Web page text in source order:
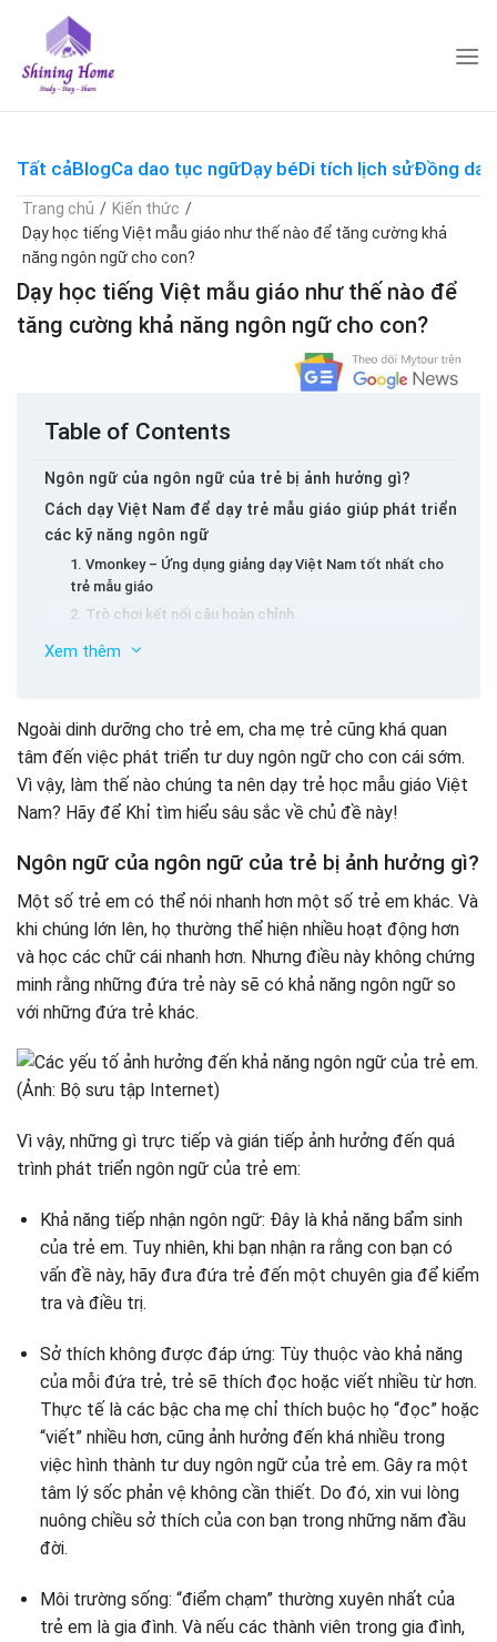
content
Tất cảBlogCa dao tục ngữDạy béDi tích lịch sửĐồng dao
Trang chủ / Kiến thức /
Dạy học tiếng Việt mẫu giáo như thế nào để tăng cường khả
năng ngôn ngữ cho con?
Dạy học tiếng Việt mẫu giáo như thế nào để
tăng cường khả năng ngôn ngữ cho con?
Table of Contents
Ngôn ngữ của ngôn ngữ của trẻ bị ảnh hưởng gì?
Cách dạy Việt Nam để dạy trẻ mẫu giáo giúp phát triển
các kỹ năng ngôn ngữ
1. Vmonkey – Ứng dụng giảng dạy Việt Nam tốt nhất cho
trẻ mẫu giáo
2. Trò chơi kết nối câu hoàn chỉnh
3. Đọc sách và kể chuyện với em bé của bạn
1. Không đa dạng phương pháp học tập cho trẻ em
2. Để quá mong đợi
3.
Xem thêm
Ngoài dinh dưỡng cho trẻ em, cha mẹ trẻ cũng khá quan
tâm đến việc phát triển tư duy ngôn ngữ cho con cái sớm.
Vì vậy, làm thế nào chúng ta nên dạy trẻ học mẫu giáo Việt
Nam? Hãy để Khỉ tìm hiểu sâu sắc về chủ đề này!
Ngôn ngữ của ngôn ngữ của trẻ bị ảnh hưởng gì?
Một số trẻ em có thể nói nhanh hơn một số trẻ em khác. Và
khi chúng lớn lên, họ thường thể hiện nhiều hoạt động hơn
và học các chữ cái nhanh hơn. Nhưng điều này không chứng
minh rằng những đứa trẻ này sẽ có khả năng ngôn ngữ so
với những đứa trẻ khác.
Vì vậy, những gì trực tiếp và gián tiếp ảnh hưởng đến quá
trình phát triển ngôn ngữ của trẻ em:
Khả năng tiếp nhận ngôn ngữ: Đây là khả năng bẩm sinh
của trẻ em. Tuy nhiên, khi bạn nhận ra rằng con bạn có
vấn đề này, hãy đưa đứa trẻ đến một chuyên gia để kiểm
tra và điều trị.
Sở thích không được đáp ứng: Tùy thuộc vào khả năng
của mỗi đứa trẻ, trẻ sẽ thích đọc hoặc viết nhiều từ hơn.
Thực tế là các bậc cha mẹ chỉ thích buộc họ “đọc” hoặc
“viết” nhiều hơn, cũng ảnh hưởng đến khá nhiều trong
việc hình thành tư duy ngôn ngữ của trẻ em. Gây ra một
tâm lý sốc phản vệ không cần thiết. Do đó, xin vui lòng
nuông chiều sở thích của con bạn trong những năm đầu
đời.
Môi trường sống: “điểm chạm” thường xuyên nhất của
trẻ em là gia đình. Và nếu các thành viên trong gia đình,